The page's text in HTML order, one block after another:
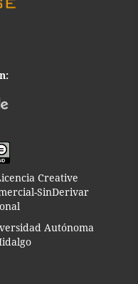
Creative
SinDerivar
Autónoma